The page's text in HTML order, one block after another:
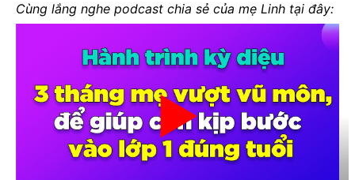
Cùng lắng nghe podcast chia sẻ của mẹ Linh tại đây: